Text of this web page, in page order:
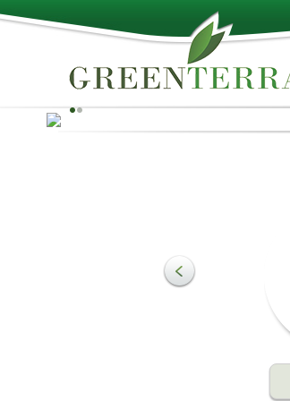
泥炭可用作培养基质的生产原料，满足
质是土壤中最重要的组成部分，可起到
一种促进作物生长的主要成分。可为植